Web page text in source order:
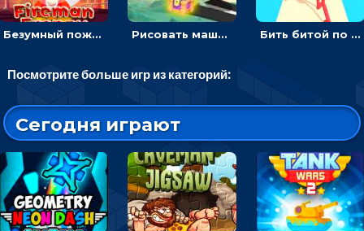
Безумный пожарный: направлять шланг, чтобы тушить горящие бревна Рисовать машину и выигрывать гонку - для мальчиков Бить битой по шарику, чтобы сбивать кубики с буквами на пути к финишу - 3D
Посмотрите больше игр из категорий:
Сегодня играют